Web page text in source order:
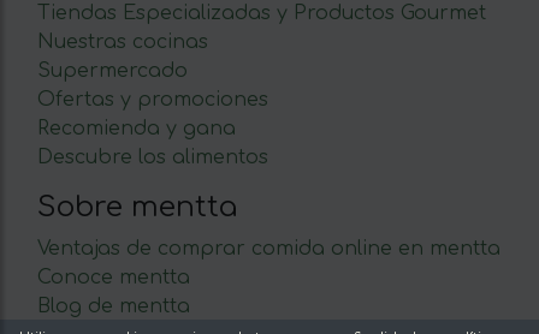
Tiendas Especializadas y Productos Gourmet
Nuestras cocinas
Supermercado
Ofertas y promociones
Recomienda y gana
Descubre los alimentos
Sobre mentta
Ventajas de comprar comida online en mentta
Conoce mentta
Blog de mentta